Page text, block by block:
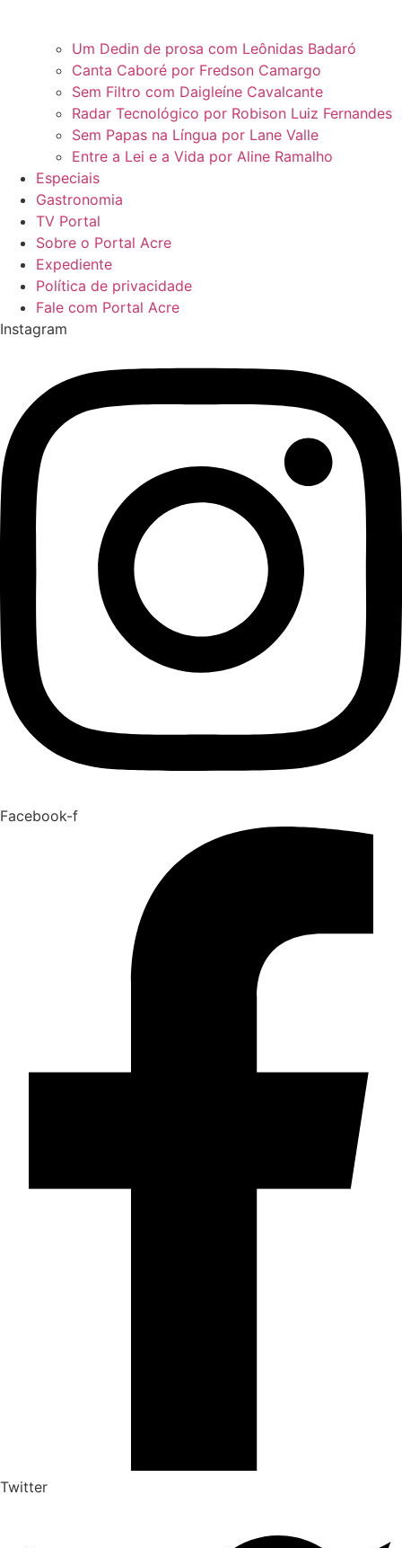
Um Dedin de prosa com Leônidas Badaró
Canta Caboré por Fredson Camargo
Sem Filtro com Daigleíne Cavalcante
Radar Tecnológico por Robison Luiz Fernandes
Sem Papas na Língua por Lane Valle
Entre a Lei e a Vida por Aline Ramalho
Especiais
Gastronomia
TV Portal
Sobre o Portal Acre
Expediente
Política de privacidade
Fale com Portal Acre
Instagram
Facebook-f
Twitter